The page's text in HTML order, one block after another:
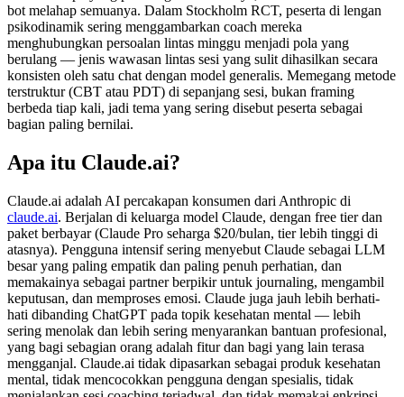
bot melahap semuanya. Dalam Stockholm RCT, peserta di lengan
psikodinamik sering menggambarkan coach mereka
menghubungkan persoalan lintas minggu menjadi pola yang
berulang — jenis wawasan lintas sesi yang sulit dihasilkan secara
konsisten oleh satu chat dengan model generalis. Memegang metode
terstruktur (CBT atau PDT) di sepanjang sesi, bukan framing
berbeda tiap kali, jadi tema yang sering disebut peserta sebagai
bagian paling bernilai.
Apa itu Claude.ai?
Claude.ai adalah AI percakapan konsumen dari Anthropic di
claude.ai. Berjalan di keluarga model Claude, dengan free tier dan
paket berbayar (Claude Pro seharga $20/bulan, tier lebih tinggi di
atasnya). Pengguna intensif sering menyebut Claude sebagai LLM
besar yang paling empatik dan paling penuh perhatian, dan
memakainya sebagai partner berpikir untuk journaling, mengambil
keputusan, dan memproses emosi. Claude juga jauh lebih berhati-
hati dibanding ChatGPT pada topik kesehatan mental — lebih
sering menolak dan lebih sering menyarankan bantuan profesional,
yang bagi sebagian orang adalah fitur dan bagi yang lain terasa
mengganjal. Claude.ai tidak dipasarkan sebagai produk kesehatan
mental, tidak mencocokkan pengguna dengan spesialis, tidak